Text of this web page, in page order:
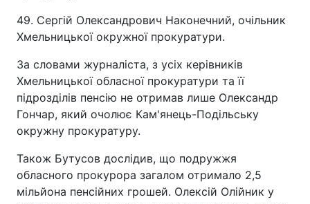
49. Сергій Олександрович Наконечний, очільник
Хмельницької окружної прокуратури.
За словами журналіста, з усіх керівників
Хмельницької обласної прокуратури та її
підрозділів пенсію не отримав лише Олександр
Гончар, який очолює Кам'янець-Подільську
окружну прокуратуру.
Також Бутусов дослідив, що подружжя
обласного прокурора загалом отримало 2,5
мільйона пенсійних грошей. Олексій Олійник у